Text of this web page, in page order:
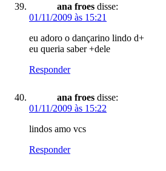
ana froes disse:
01/11/2009 às 15:21
eu adoro o dançarino lindo d+
eu queria saber +dele
Responder
ana froes disse:
01/11/2009 às 15:22
lindos amo vcs
Responder